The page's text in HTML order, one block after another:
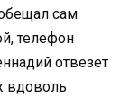
сам
телефон
отвезет
вдоволь